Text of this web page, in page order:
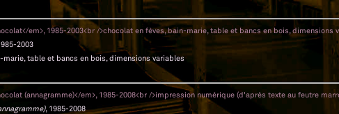
2003
marie, table et bancs en bois, dimensions variables
, 1985-2008